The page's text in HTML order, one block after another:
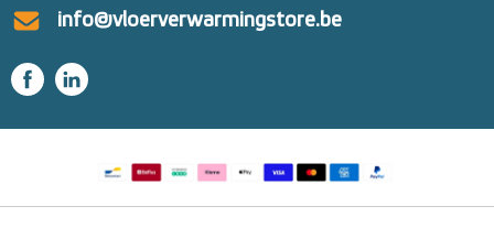
info@vloerverwarmingstore.be